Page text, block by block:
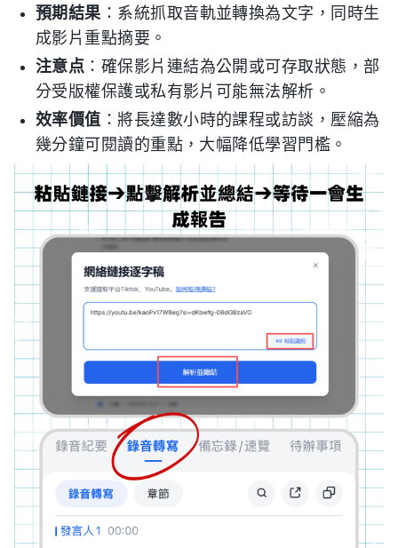
預期結果：系統抓取音軌並轉換為文字，同時生
成影片重點摘要。
注意点 ：確保影片連結為公開或可存取狀態，部
分受版權保護或私有影片可能無法解析。
效率價值 ：將長達數小時的課程或訪談，壓縮為
幾分鐘可閱讀的重點，大幅降低學習門檻。